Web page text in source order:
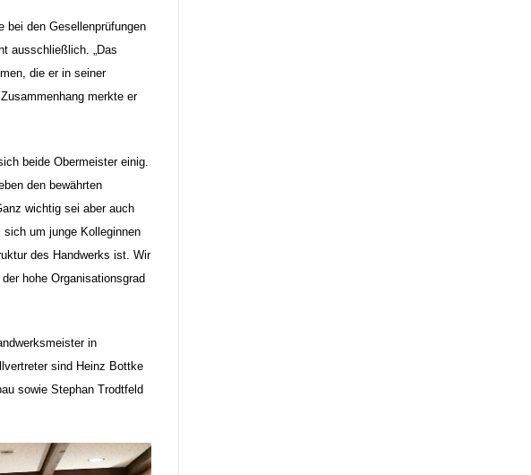
bei den Gesellenprüfungen
ausschließlich. „Das
die er in seiner
merkte er
beide Obermeister einig.
den bewährten
wichtig sei aber auch
um junge Kolleginnen
des Handwerks ist. Wir
hohe Organisationsgrad
in
sind Heinz Bottke
sowie Stephan Trodtfeld